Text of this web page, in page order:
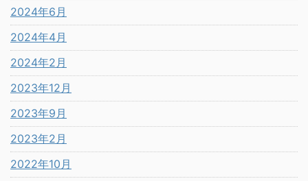
2024年6月
2024年4月
2024年2月
2023年12月
2023年9月
2023年2月
2022年10月